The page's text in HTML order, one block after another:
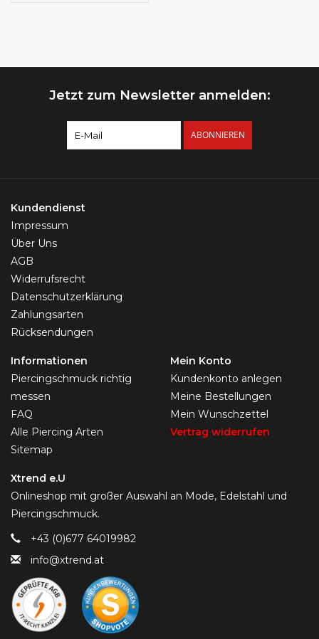
Jetzt zum Newsletter anmelden:
ABONNIEREN
Kundendienst
Impressum
Über Uns
AGB
Widerrufsrecht
Datenschutzerklärung
Zahlungsarten
Rücksendungen
Informationen
Piercingschmuck richtig
messen
FAQ
Alle Piercing Arten
Sitemap
Mein Konto
Kundenkonto anlegen
Meine Bestellungen
Mein Wunschzettel
Vertrag widerrufen
Xtrend e.U
Onlineshop mit großer Auswahl an Mode, Edelstahl und
Piercingschmuck.
+43 (0)677 64019982
info@xtrend.at